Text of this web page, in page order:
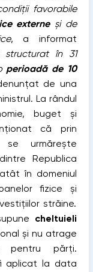
favorabile
externeși de
, a informat
structurat în 31
perioadă de 10
de una
La rândul
buget și
că prin
se urmărește
Republica
în domeniul
fizice și
străine.
cheltuieli
și nu atrage
pentru părți.
aplicat la data